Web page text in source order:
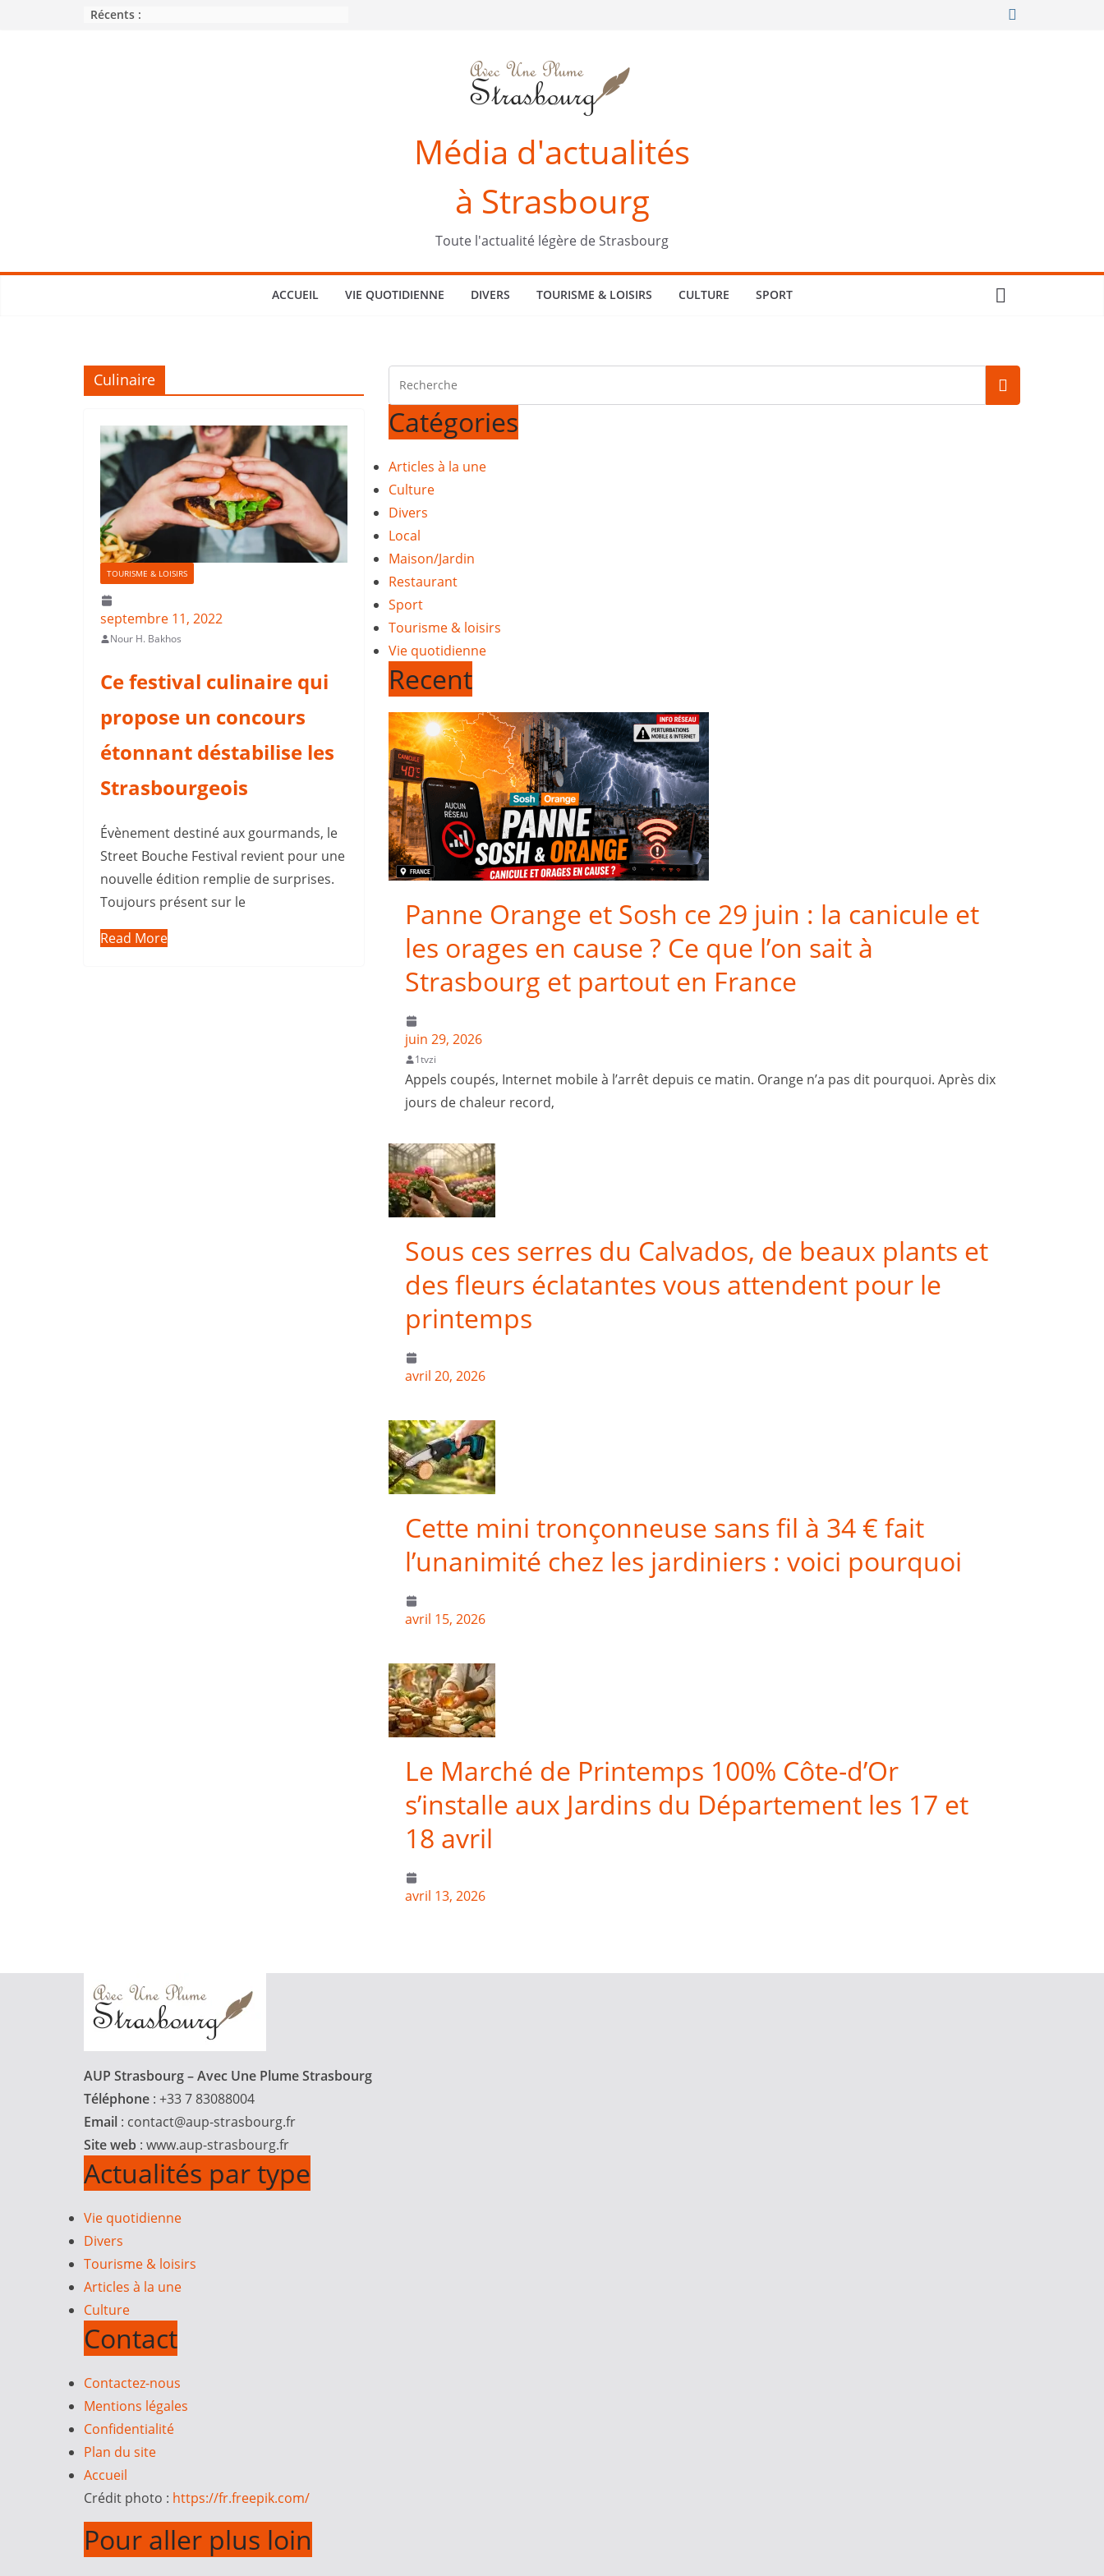
Récents :
Média d'actualités
à Strasbourg
Toute l'actualité légère de Strasbourg
ACCUEIL VIE QUOTIDIENNE DIVERS TOURISME & LOISIRS CULTURE SPORT
Culinaire
TOURISME & LOISIRS
septembre 11, 2022
Nour H. Bakhos
Ce festival culinaire qui
propose un concours
étonnant déstabilise les
Strasbourgeois
Évènement destiné aux gourmands, le
Street Bouche Festival revient pour une
nouvelle édition remplie de surprises.
Toujours présent sur le
Read More
Catégories
Articles à la une
Culture
Divers
Local
Maison/Jardin
Restaurant
Sport
Tourisme & loisirs
Vie quotidienne
Recent
Panne Orange et Sosh ce 29 juin : la canicule et
les orages en cause ? Ce que l’on sait à
Strasbourg et partout en France
juin 29, 2026
1tvzi
Appels coupés, Internet mobile à l’arrêt depuis ce matin. Orange n’a pas dit pourquoi. Après dix
jours de chaleur record,
Sous ces serres du Calvados, de beaux plants et
des fleurs éclatantes vous attendent pour le
printemps
avril 20, 2026
Cette mini tronçonneuse sans fil à 34 € fait
l’unanimité chez les jardiniers : voici pourquoi
avril 15, 2026
Le Marché de Printemps 100% Côte-d’Or
s’installe aux Jardins du Département les 17 et
18 avril
avril 13, 2026
AUP Strasbourg – Avec Une Plume Strasbourg
Téléphone : +33 7 83088004
Email : contact@aup-strasbourg.fr
Site web : www.aup-strasbourg.fr
Actualités par type
Vie quotidienne
Divers
Tourisme & loisirs
Articles à la une
Culture
Contact
Contactez-nous
Mentions légales
Confidentialité
Plan du site
Accueil
Crédit photo : https://fr.freepik.com/
Pour aller plus loin